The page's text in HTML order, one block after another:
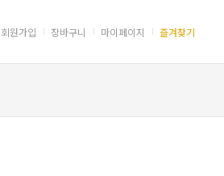
회원가입 장바구니 마이페이지 즐겨찾기